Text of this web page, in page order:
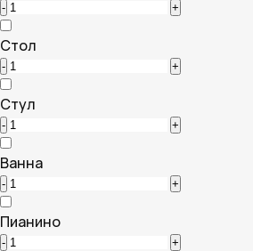
- +
Стол
- +
Стул
- +
Ванна
- +
Пианино
- +